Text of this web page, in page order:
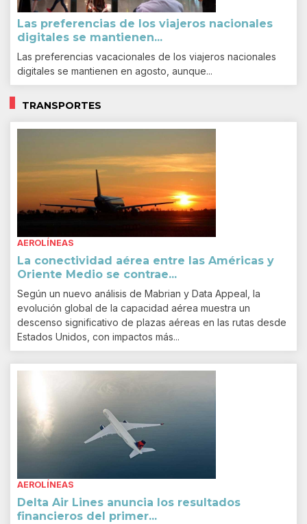
Las preferencias de los viajeros nacionales
digitales se mantienen...
Las preferencias vacacionales de los viajeros nacionales
digitales se mantienen en agosto, aunque...
TRANSPORTES
AEROLÍNEAS
La conectividad aérea entre las Américas y
Oriente Medio se contrae...
Según un nuevo análisis de Mabrian y Data Appeal, la
evolución global de la capacidad aérea muestra un
descenso significativo de plazas aéreas en las rutas desde
Estados Unidos, con impactos más...
AEROLÍNEAS
Delta Air Lines anuncia los resultados
financieros del primer...